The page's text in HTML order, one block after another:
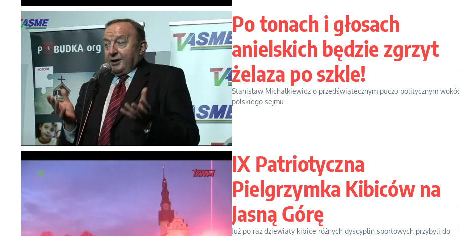
Po tonach i głosach
anielskich będzie zgrzyt
żelaza po szkle!
Stanisław Michalkiewicz o przedświątecznym puczu politycznym wokół
polskiego sejmu...
IX Patriotyczna
Pielgrzymka Kibiców na
Jasną Górę
Już po raz dziewiąty kibice różnych dyscyplin sportowych przybyli do